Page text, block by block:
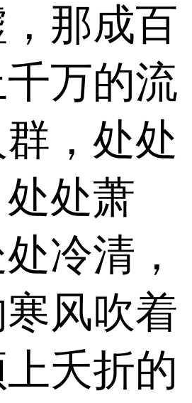
那成百
万的流
，处处
处萧
冷清，
风吹着
夭折的